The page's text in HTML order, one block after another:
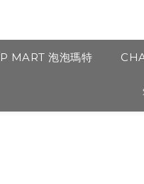
MART 泡泡瑪特